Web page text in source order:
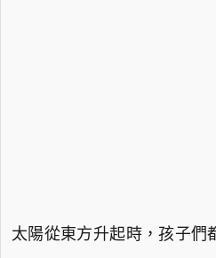
太陽從東方升起時，孩子們